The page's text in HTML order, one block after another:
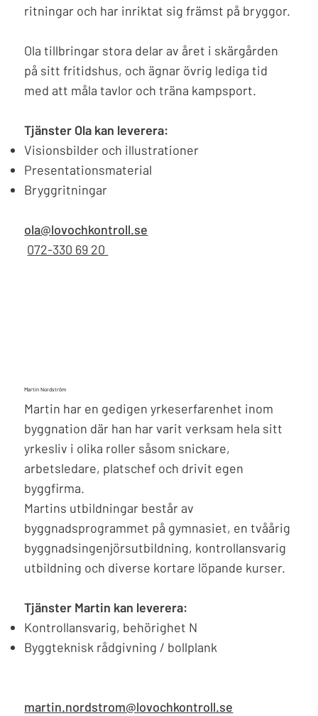
ritningar och har inriktat sig främst på bryggor.
Ola tillbringar stora delar av året i skärgården
på sitt fritidshus, och ägnar övrig lediga tid
med att måla tavlor och träna kampsport.
Tjänster Ola kan leverera:
Visionsbilder och illustrationer
Presentationsmaterial
Bryggritningar
ola@lovochkontroll.se
072-330 69 20
Martin Nordström
Martin har en gedigen yrkeserfarenhet inom
byggnation där han har varit verksam hela sitt
yrkesliv i olika roller såsom snickare,
arbetsledare, platschef och drivit egen
byggfirma.
Martins utbildningar består av
byggnadsprogrammet på gymnasiet, en tvåårig
byggnadsingenjörsutbildning, kontrollansvarig
utbildning och diverse kortare löpande kurser.
Tjänster Martin kan leverera:
Kontrollansvarig, behörighet N
Byggteknisk rådgivning / bollplank
martin.nordstrom@lovochkontroll.se